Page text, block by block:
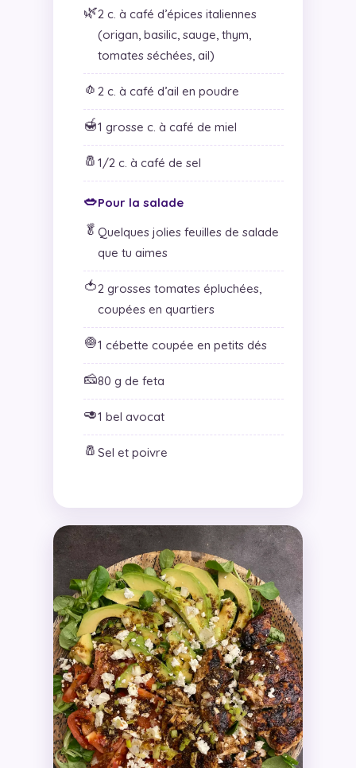
🌿2 c. à café d’épices italiennes
(origan, basilic, sauge, thym,
tomates séchées, ail)
🧄 2 c. à café d’ail en poudre
🍯1 grosse c. à café de miel
🧂 1/2 c. à café de sel
🥗Pour la salade
🥬 Quelques jolies feuilles de salade
que tu aimes
🍅2 grosses tomates épluchées,
coupées en quartiers
🧅1 cébette coupée en petits dés
🧀80 g de feta
🥑1 bel avocat
🧂 Sel et poivre